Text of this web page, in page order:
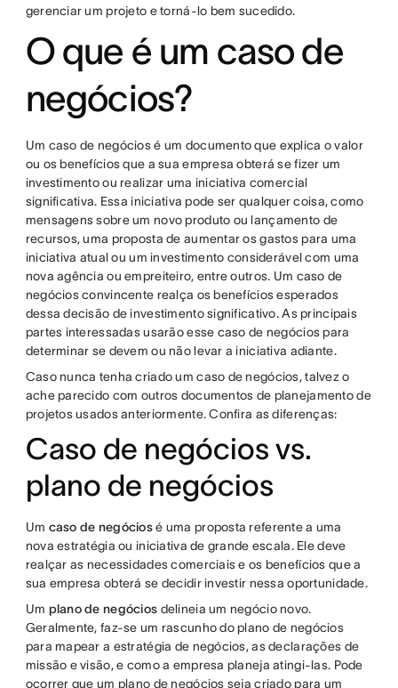
gerenciar um projeto e torná-lo bem sucedido.
O que é um caso de
negócios?
Um caso de negócios é um documento que explica o valor
ou os benefícios que a sua empresa obterá se fizer um
investimento ou realizar uma iniciativa comercial
significativa. Essa iniciativa pode ser qualquer coisa, como
mensagens sobre um novo produto ou lançamento de
recursos, uma proposta de aumentar os gastos para uma
iniciativa atual ou um investimento considerável com uma
nova agência ou empreiteiro, entre outros. Um caso de
negócios convincente realça os benefícios esperados
dessa decisão de investimento significativo. As principais
partes interessadas usarão esse caso de negócios para
determinar se devem ou não levar a iniciativa adiante.
Caso nunca tenha criado um caso de negócios, talvez o
ache parecido com outros documentos de planejamento de
projetos usados anteriormente. Confira as diferenças:
Caso de negócios vs.
plano de negócios
Um caso de negóciosé uma proposta referente a uma
nova estratégia ou iniciativa de grande escala. Ele deve
realçar as necessidades comerciais e os benefícios que a
sua empresa obterá se decidir investir nessa oportunidade.
Um plano de negócios delineia um negócio novo.
Geralmente, faz-se um rascunho do plano de negócios
para mapear a estratégia de negócios, as declarações de
missão e visão, e como a empresa planeja atingi-las. Pode
ocorrer que um plano de negócios seja criado para um